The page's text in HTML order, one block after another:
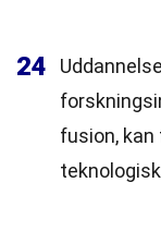
24
fusion,